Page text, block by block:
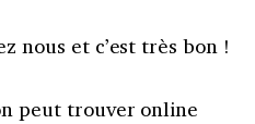
nous et c’est très bon !
peut trouver online